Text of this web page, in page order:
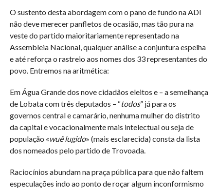
O sustento desta abordagem com o pano de fundo na ADI
não deve merecer panfletos de ocasião, mas tão pura na
veste do partido maioritariamente representado na
Assembleia Nacional, qualquer análise a conjuntura espelha
e até reforça o rastreio aos nomes dos 33 representantes do
povo. Entremos na aritmética:
Em Água Grande dos nove cidadãos eleitos e – a semelhança
de Lobata com três deputados – “todos” já para os
governos central e camarário, nenhuma mulher do distrito
da capital e vocacionalmente mais intelectual ou seja de
população «wuê lugido» (mais esclarecida) consta da lista
dos nomeados pelo partido de Trovoada.
Raciocínios abundam na praça pública para que não faltem
especulações indo ao ponto de roçar algum inconformismo